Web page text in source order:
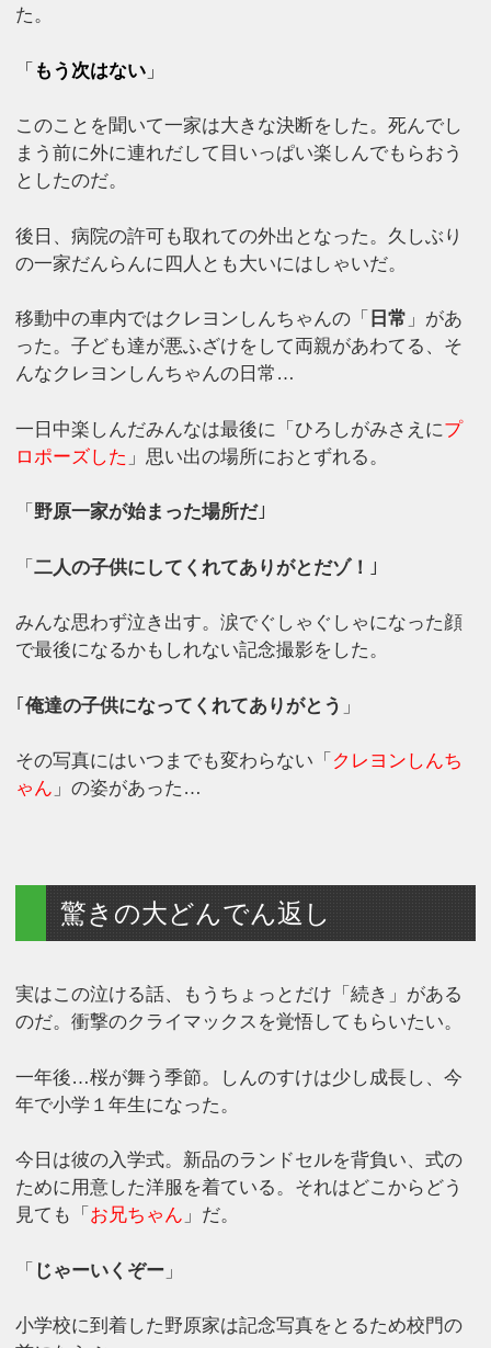
た。
「 もう次はない 」
このことを聞いて一家は大きな決断をした。死んでし
まう前に外に連れだして目いっぱい楽しんでもらおう
としたのだ。
後日、病院の許可も取れての外出となった。久しぶり
の一家だんらんに四人とも大いにはしゃいだ。
移動中の車内ではクレヨンしんちゃんの「 日常 」があ
った。子ども達が悪ふざけをして両親があわてる、そ
んなクレヨンしんちゃんの日常…
一日中楽しんだみんなは最後に「ひろしがみさえにプ
ロポーズした 」思い出の場所におとずれる。
「野原一家が始まった場所だ｣
「二人の子供にしてくれてありがとだゾ！ ｣
みんな思わず泣き出す。涙でぐしゃぐしゃになった顔
で最後になるかもしれない記念撮影をした。
｢俺達の子供になってくれてありがとう 」
その写真にはいつまでも変わらない「 クレヨンしんち
ゃん 」の姿があった…
驚きの大どんでん返し
実はこの泣ける話、もうちょっとだけ「続き」がある
のだ。衝撃のクライマックスを覚悟してもらいたい。
一年後…桜が舞う季節。しんのすけは少し成長し、今
年で小学１年生になった。
今日は彼の入学式。新品のランドセルを背負い、式の
ために用意した洋服を着ている。それはどこからどう
見ても「 お兄ちゃん 」だ。
「 じゃーいくぞー 」
小学校に到着した野原家は記念写真をとるため校門の